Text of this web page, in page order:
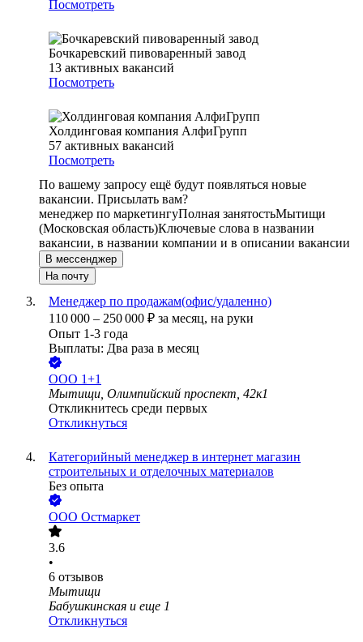
Посмотреть
Бочкаревский пивоваренный завод
13 активных вакансий
Посмотреть
Холдинговая компания АлфиГрупп
57 активных вакансий
Посмотреть
По вашему запросу ещё будут появляться новые
вакансии. Присылать вам?
менеджер по маркетингуПолная занятостьМытищи
(Московская область)Ключевые слова в названии
вакансии, в названии компании и в описании вакансии
В мессенджер
На почту
Менеджер по продажам(офис/удаленно)
110 000 – 250 000 ₽ за месяц, на руки
Опыт 1-3 года
Выплаты: Два раза в месяц
ООО 1+1
Мытищи, Олимпийский проспект, 42к1
Откликнитесь среди первых
Откликнуться
Категорийный менеджер в интернет магазин
строительных и отделочных материалов
Без опыта
ООО Остмаркет
3.6
•
6 отзывов
Мытищи
Бабушкинская и еще 1
Откликнуться